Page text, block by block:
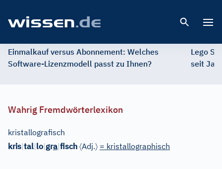
Einmalkauf versus Abonnement: Welches
Software-Lizenzmodell passt zu Ihnen?
Lego
seit
Wahrig Fremdwörterlexikon
kristallografisch
kris|tal|lo|gra|fisch 〈Adj.〉 = kristallographisch